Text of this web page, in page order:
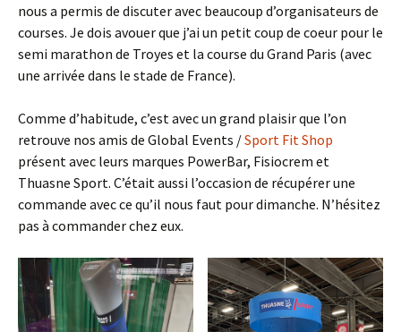
nous a permis de discuter avec beaucoup d’organisateurs de
courses. Je dois avouer que j’ai un petit coup de coeur pour le
semi marathon de Troyes et la course du Grand Paris (avec
une arrivée dans le stade de France).
Comme d’habitude, c’est avec un grand plaisir que l’on
retrouve nos amis de Global Events /Sport Fit Shop
présent avec leurs marques PowerBar, Fisiocrem et
Thuasne Sport. C’était aussi l’occasion de récupérer une
commande avec ce qu’il nous faut pour dimanche. N’hésitez
pas à commander chez eux.